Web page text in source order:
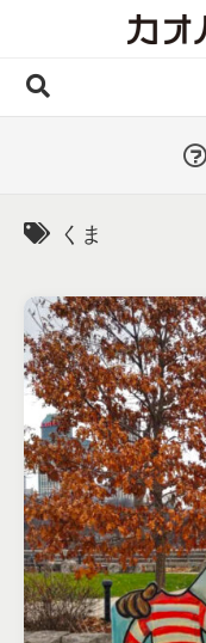
国外・海外
人気カオパネ
投稿する
くま